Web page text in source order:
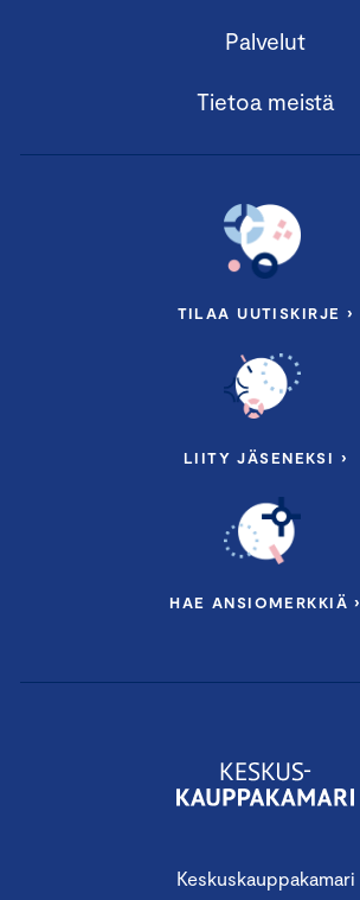
Keskuskauppakamari
Palvelut
Tietoa meistä
TILAA UUTISKIRJE ›
LIITY JÄSENEKSI ›
HAE ANSIOMERKKIÄ ›